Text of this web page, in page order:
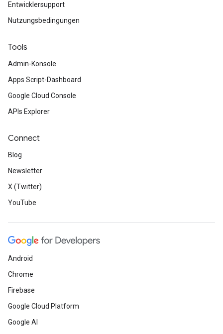
Entwicklersupport
Nutzungsbedingungen
Tools
Admin-Konsole
Apps Script-Dashboard
Google Cloud Console
APIs Explorer
Connect
Blog
Newsletter
X (Twitter)
YouTube
Android
Chrome
Firebase
Google Cloud Platform
Google AI